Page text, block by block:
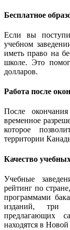
Бесплатное
Если вы
учебном
иметь право на
школе. Это
долларов.
Работа после
После
временное
которое
территории
Качество
Учебные
рейтинг по
программами
изданий, три
предлагающих
находятся в